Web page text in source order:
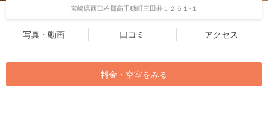
宮崎県西臼杵郡高千穂町三田井１２６１-１
写真・動画 口コミ アクセス
料金・空室をみる